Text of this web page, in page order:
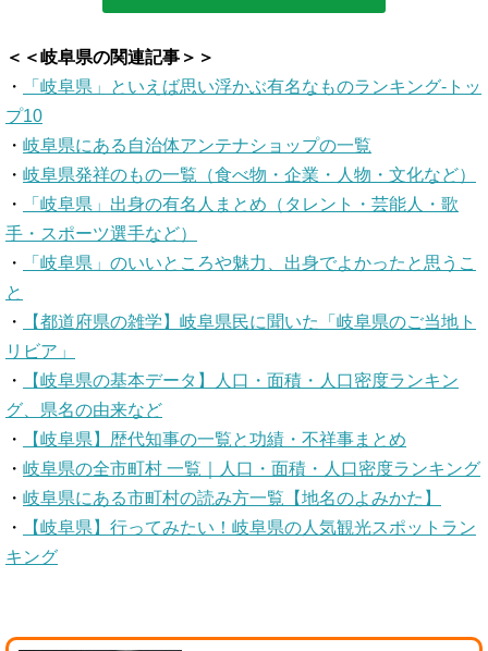
＜＜岐阜県の関連記事＞＞
・
「岐阜県」といえば思い浮かぶ有名なものランキング-トッ
プ10
・ 岐阜県にある自治体アンテナショップの一覧
・ 岐阜県発祥のもの一覧（食べ物・企業・人物・文化など）
・
「岐阜県」出身の有名人まとめ（タレント・芸能人・歌
手・スポーツ選手など）
・
「岐阜県」のいいところや魅力、出身でよかったと思うこ
と
・
【都道府県の雑学】岐阜県民に聞いた「岐阜県のご当地ト
リビア」
・
【岐阜県の基本データ】人口・面積・人口密度ランキン
グ、県名の由来など
・
【岐阜県】歴代知事の一覧と功績・不祥事まとめ
・ 岐阜県の全市町村 一覧｜人口・面積・人口密度ランキング
・ 岐阜県にある市町村の読み方一覧【地名のよみかた】
・
【岐阜県】行ってみたい！岐阜県の人気観光スポットラン
キング